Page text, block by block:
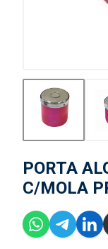
PORTA
C/MOLA